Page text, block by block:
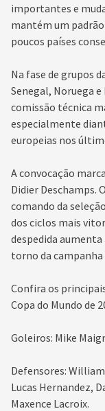
importantes e
mantém um
poucos países
Na fase de grupos
Senegal, Noruega
comissão técnica
especialmente
europeias nos
A convocação
Didier Deschamps.
comando da
dos ciclos mais
despedida
torno da campanha
Confira os
Copa do Mundo de
Goleiros: Mike
Defensores:
Lucas Hernandez,
Maxence Lacroix.